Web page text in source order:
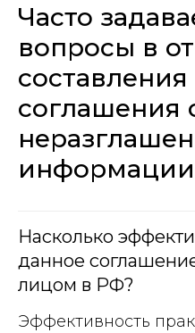
Часто
вопросы в
соглашения
Насколько
данное
лицом в РФ?
Эффективность